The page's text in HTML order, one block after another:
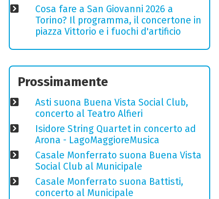
Cosa fare a San Giovanni 2026 a
Torino? Il programma, il concertone in
piazza Vittorio e i fuochi d'artificio
Prossimamente
Asti suona Buena Vista Social Club,
concerto al Teatro Alfieri
Isidore String Quartet in concerto ad
Arona - LagoMaggioreMusica
Casale Monferrato suona Buena Vista
Social Club al Municipale
Casale Monferrato suona Battisti,
concerto al Municipale